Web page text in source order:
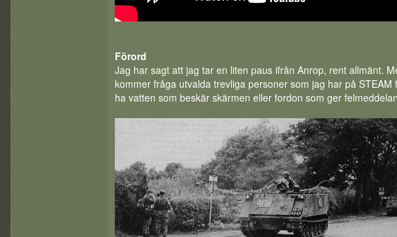
Förord
Jag har sagt att jag tar en liten paus ifrån Anrop, rent allmänt.
kommer fråga utvalda trevliga personer som jag har på
ha vatten som beskär skärmen eller fordon som ger